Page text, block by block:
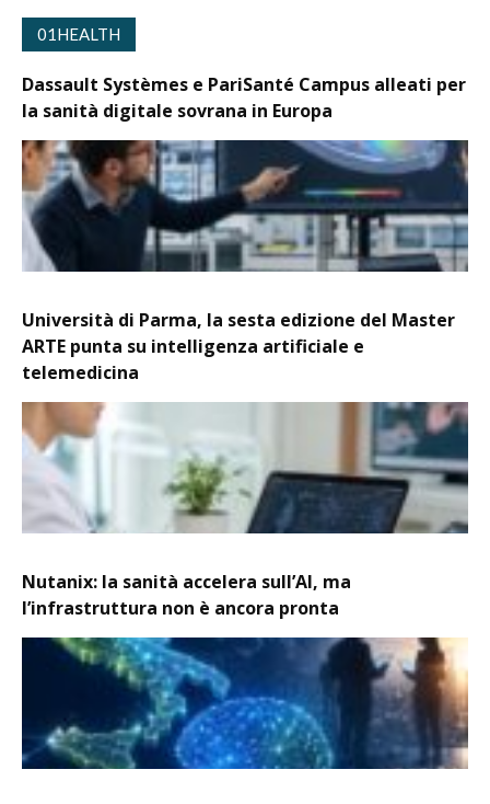
01HEALTH
Dassault Systèmes e PariSanté Campus alleati per
la sanità digitale sovrana in Europa
Università di Parma, la sesta edizione del Master
ARTE punta su intelligenza artificiale e
telemedicina
Nutanix: la sanità accelera sull’AI, ma
l’infrastruttura non è ancora pronta